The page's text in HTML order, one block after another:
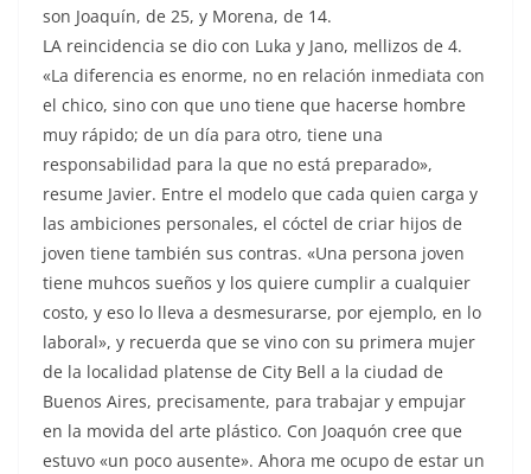
son Joaquín, de 25, y Morena, de 14.
LA reincidencia se dio con Luka y Jano, mellizos de 4.
«La diferencia es enorme, no en relación inmediata con
el chico, sino con que uno tiene que hacerse hombre
muy rápido; de un día para otro, tiene una
responsabilidad para la que no está preparado»,
resume Javier. Entre el modelo que cada quien carga y
las ambiciones personales, el cóctel de criar hijos de
joven tiene también sus contras. «Una persona joven
tiene muhcos sueños y los quiere cumplir a cualquier
costo, y eso lo lleva a desmesurarse, por ejemplo, en lo
laboral», y recuerda que se vino con su primera mujer
de la localidad platense de City Bell a la ciudad de
Buenos Aires, precisamente, para trabajar y empujar
en la movida del arte plástico. Con Joaquón cree que
estuvo «un poco ausente». Ahora me ocupo de estar un